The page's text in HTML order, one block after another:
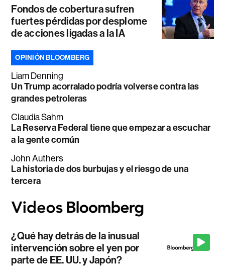
Fondos de cobertura sufren
fuertes pérdidas por desplome
de acciones ligadas a la IA
OPINIÓN BLOOMBERG
Liam Denning
Un Trump acorralado podría volverse contra las
grandes petroleras
Claudia Sahm
La Reserva Federal tiene que empezar a escuchar
a la gente común
John Authers
La historia de dos burbujas y el riesgo de una
tercera
¿Qué hay detrás de la inusual
intervención sobre el yen por
parte de EE. UU. y Japón?